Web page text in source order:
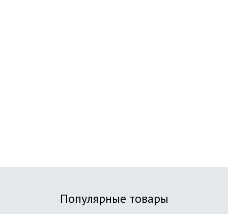
Популярные товары